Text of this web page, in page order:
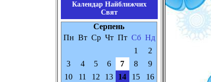
Календар Найближчих
Свят
Серпень
Пн Вт Ср Чт Пт Сб Нд
1
2
3
4 5 6 7 8
9
10
11 12 13 14 15
16